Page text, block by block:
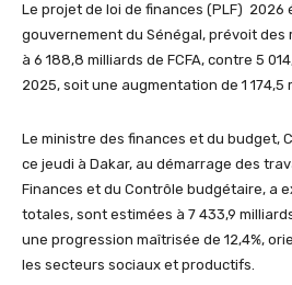
Le projet de loi de finances (PLF) 2026
gouvernement du Sénégal, prévoit
à 6 188,8 milliards de FCFA, contre 5
2025, soit une augmentation de 1 174,5
Le ministre des finances et du budget,
ce jeudi à Dakar, au démarrage des
Finances et du Contrôle budgétaire, a
totales, sont estimées à 7 433,9
une progression maîtrisée de 12,4%,
les secteurs sociaux et productifs.